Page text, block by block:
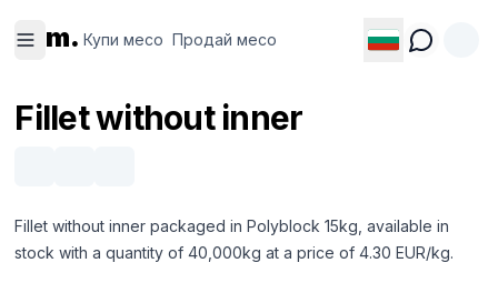
m. Купи месо Продай месо
месо
месо
Fillet without inner
Fillet without inner packaged in Polyblock 15kg, available in
stock with a quantity of 40,000kg at a price of 4.30 EUR/kg.